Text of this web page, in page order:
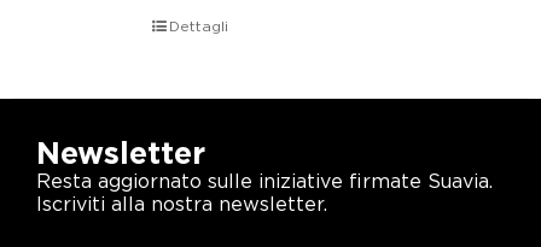
Dettagli
Newsletter
Resta aggiornato sulle iniziative firmate Suavia.
Iscriviti alla nostra newsletter.